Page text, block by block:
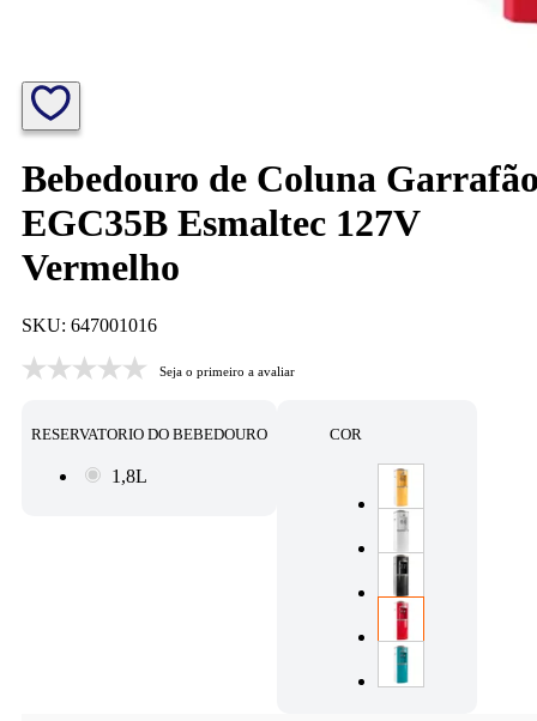
Bebedouro de Coluna
EGC35B Esmaltec 127V
Vermelho
SKU: 647001016
Seja o primeiro a avaliar
RESERVATORIO DO BEBEDOURO
1,8L
COR